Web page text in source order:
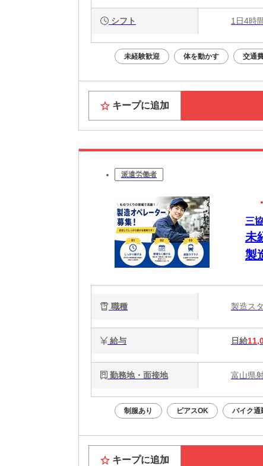
シフト 1日4時
未経験歓迎 体を動かす 交通
キープに追加
派遣労働者
三
未
製
職種 製造ス
給与 日給
勤務地・面接地 富山県
制服あり ピアスOK バイク通
キープに追加